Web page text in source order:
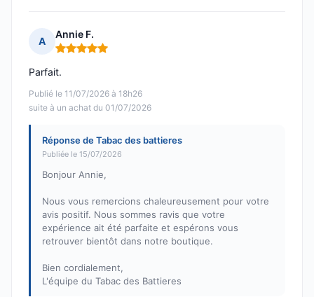
A
Annie F.
Note : 5 sur 5
Publié le 11/07/2026 à 18h26
suite à un achat du 01/07/2026
Parfait.
Réponse de Tabac des battieres
Publiée le 15/07/2026
Bonjour Annie,
Nous vous remercions chaleureusement pour votre
avis positif. Nous sommes ravis que votre
expérience ait été parfaite et espérons vous
retrouver bientôt dans notre boutique.
Bien cordialement,
L'équipe du Tabac des Battieres